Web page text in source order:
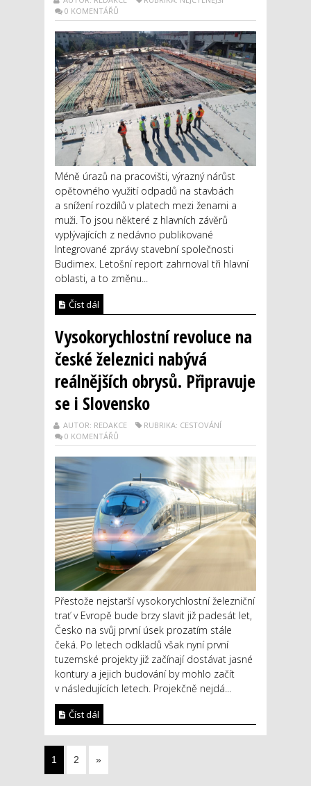
0 KOMENTÁŘŮ
Méně úrazů na pracovišti, výrazný nárůst
opětovného využití odpadů na stavbách
a snížení rozdílů v platech mezi ženami a
muži. To jsou některé z hlavních závěrů
vyplývajících z nedávno publikované
Integrované zprávy stavební společnosti
Budimex. Letošní report zahrnoval tři hlavní
oblasti, a to změnu...
Číst dál
Vysokorychlostní revoluce na
české železnici nabývá
reálnějších obrysů. Připravuje
se i Slovensko
AUTOR: REDAKCE
RUBRIKA: CESTOVÁNÍ
0 KOMENTÁŘŮ
Přestože nejstarší vysokorychlostní železniční
trať v Evropě bude brzy slavit již padesát let,
Česko na svůj první úsek prozatím stále
čeká. Po letech odkladů však nyní první
tuzemské projekty již začínají dostávat jasné
kontury a jejich budování by mohlo začít
v následujících letech. Projekčně nejdá...
Číst dál
1 2 »